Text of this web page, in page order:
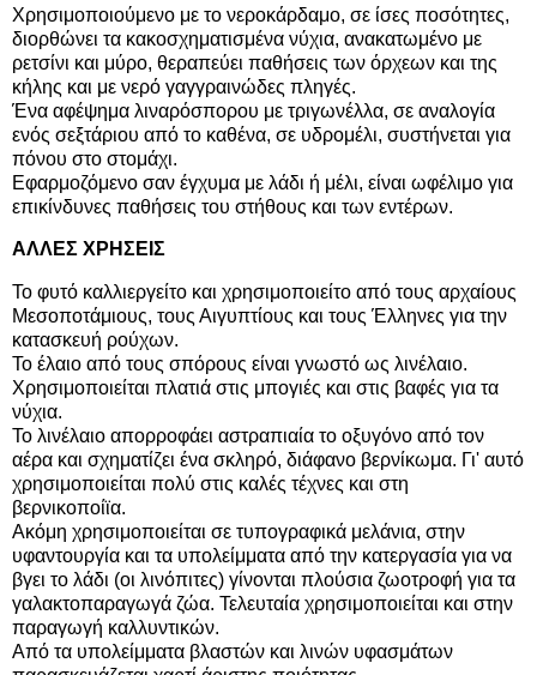
Χρησιμοποιούμενο με το νεροκάρδαμο, σε ίσες ποσότητες,
διορθώνει τα κακοσχηματισμένα νύχια, ανακατωμένο με
ρετσίνι και μύρο, θεραπεύει παθήσεις των όρχεων και της
κήλης και με νερό γαγγραινώδες πληγές.
Ένα αφέψημα λιναρόσπορου με τριγωνέλλα, σε αναλογία
ενός σεξτάριου από το καθένα, σε υδρομέλι, συστήνεται για
πόνου στο στομάχι.
Εφαρμοζόμενο σαν έγχυμα με λάδι ή μέλι, είναι ωφέλιμο για
επικίνδυνες παθήσεις του στήθους και των εντέρων.
ΑΛΛΕΣ ΧΡΗΣΕΙΣ
Το φυτό καλλιεργείτο και χρησιμοποιείτο από τους αρχαίους
Μεσοποτάμιους, τους Αιγυπτίους και τους Έλληνες για την
κατασκευή ρούχων.
Το έλαιο από τους σπόρους είναι γνωστό ως λινέλαιο.
Χρησιμοποιείται πλατιά στις μπογιές και στις βαφές για τα
νύχια.
Το λινέλαιο απορροφάει αστραπιαία το οξυγόνο από τον
αέρα και σχηματίζει ένα σκληρό, διάφανο βερνίκωμα. Γι' αυτό
χρησιμοποιείται πολύ στις καλές τέχνες και στη
βερνικοποίϊα.
Ακόμη χρησιμοποιείται σε τυπογραφικά μελάνια, στην
υφαντουργία και τα υπολείμματα από την κατεργασία για να
βγει το λάδι (οι λινόπιτες) γίνονται πλούσια ζωοτροφή για τα
γαλακτοπαραγωγά ζώα. Τελευταία χρησιμοποιείται και στην
παραγωγή καλλυντικών.
Από τα υπολείμματα βλαστών και λινών υφασμάτων